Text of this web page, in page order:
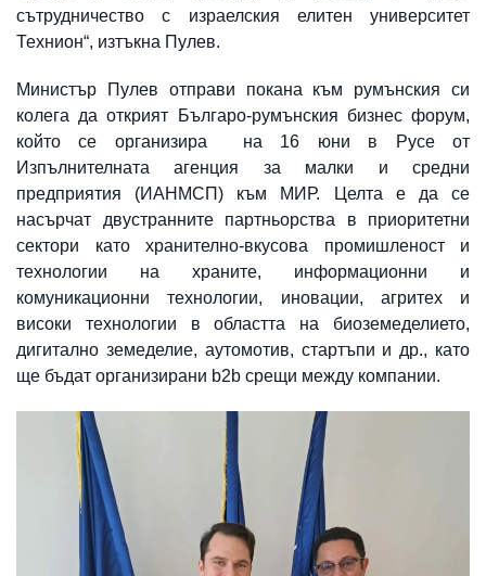
сътрудничество с израелския елитен университет
Технион“, изтъкна Пулев.
Министър Пулев отправи покана към румънския си
колега да открият Българо-румънския бизнес форум,
който се организира на 16 юни в Русе от
Изпълнителната агенция за малки и средни
предприятия (ИАНМСП) към МИР. Целта е да се
насърчат двустранните партньорства в приоритетни
сектори като хранително-вкусова промишленост и
технологии на храните, информационни и
комуникационни технологии, иновации, агритех и
високи технологии в областта на биоземеделието,
дигитално земеделие, аутомотив, стартъпи и др., като
ще бъдат организирани b2b срещи между компании.